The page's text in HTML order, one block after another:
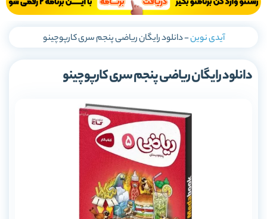
آیدی نوین-دانلود رایگان ریاضی پنجم سری کارپوچینو
دانلود رایگان ریاضی پنجم سری کارپوچینو